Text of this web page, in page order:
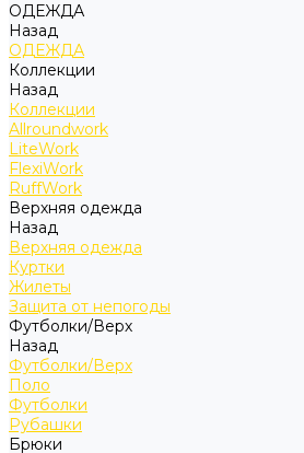
ОДЕЖДА
Назад
ОДЕЖДА
Коллекции
Назад
Коллекции
Allroundwork
LiteWork
FlexiWork
RuffWork
Верхняя одежда
Назад
Верхняя одежда
Куртки
Жилеты
Защита от непогоды
Футболки/Верх
Назад
Футболки/Верх
Поло
Футболки
Рубашки
Брюки